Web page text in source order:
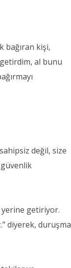
bağıran kişi,
getirdim, al bunu
değil, size
güvenlik
yerine getiriyor.
diyerek, duruşma